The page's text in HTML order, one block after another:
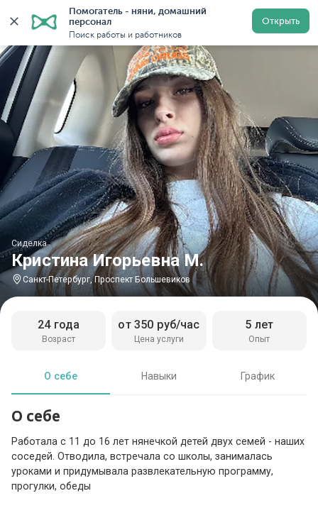
Помогатель - няни, домашний
персонал
Поиск работы и работников
Открыть
Главная Сиделки Сиделки в Санкт-Петербурге
Кристина Игорьевна М.
Сиделка
Санкт-Петербург, Проспект Большевиков
Возраст
24 года
Цена услуги
от 350 руб/час
Опыт
5 лет
О себе Навыки График
О себе
Работала с 11 до 16 лет нянечкой детей двух семей - наших
соседей. Отводила, встречала со школы, занималась
уроками и придумывала развлекательную программу,
прогулки, обеды